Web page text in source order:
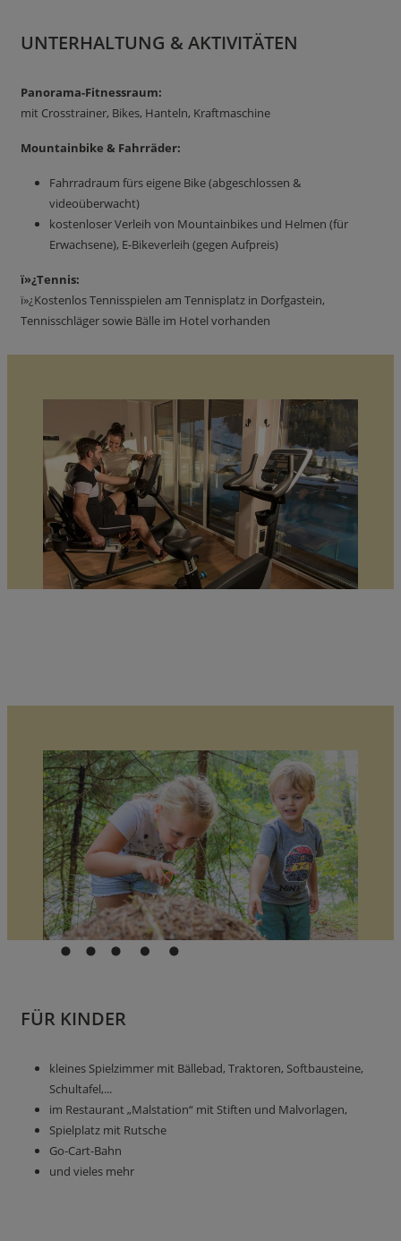
UNTERHALTUNG & AKTIVITÄTEN
Panorama-Fitnessraum:
mit Crosstrainer, Bikes, Hanteln, Kraftmaschine
Mountainbike & Fahrräder:
Fahrradraum fürs eigene Bike (abgeschlossen &
videoüberwacht)
kostenloser Verleih von Mountainbikes und Helmen (für
Erwachsene), E-Bikeverleih (gegen Aufpreis)
ï»¿Tennis:
ï»¿Kostenlos Tennisspielen am Tennisplatz in Dorfgastein,
Tennisschläger sowie Bälle im Hotel vorhanden
FÜR KINDER
kleines Spielzimmer mit Bällebad, Traktoren, Softbausteine,
Schultafel,...
im Restaurant „Malstation“ mit Stiften und Malvorlagen,
Spielplatz mit Rutsche
Go-Cart-Bahn
und vieles mehr